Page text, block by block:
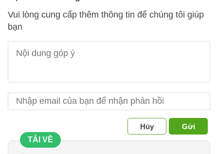
Vui lòng cung cấp thêm thông tin để chúng tôi giúp
bạn
Hủy
Gửi
TẢI VỀ